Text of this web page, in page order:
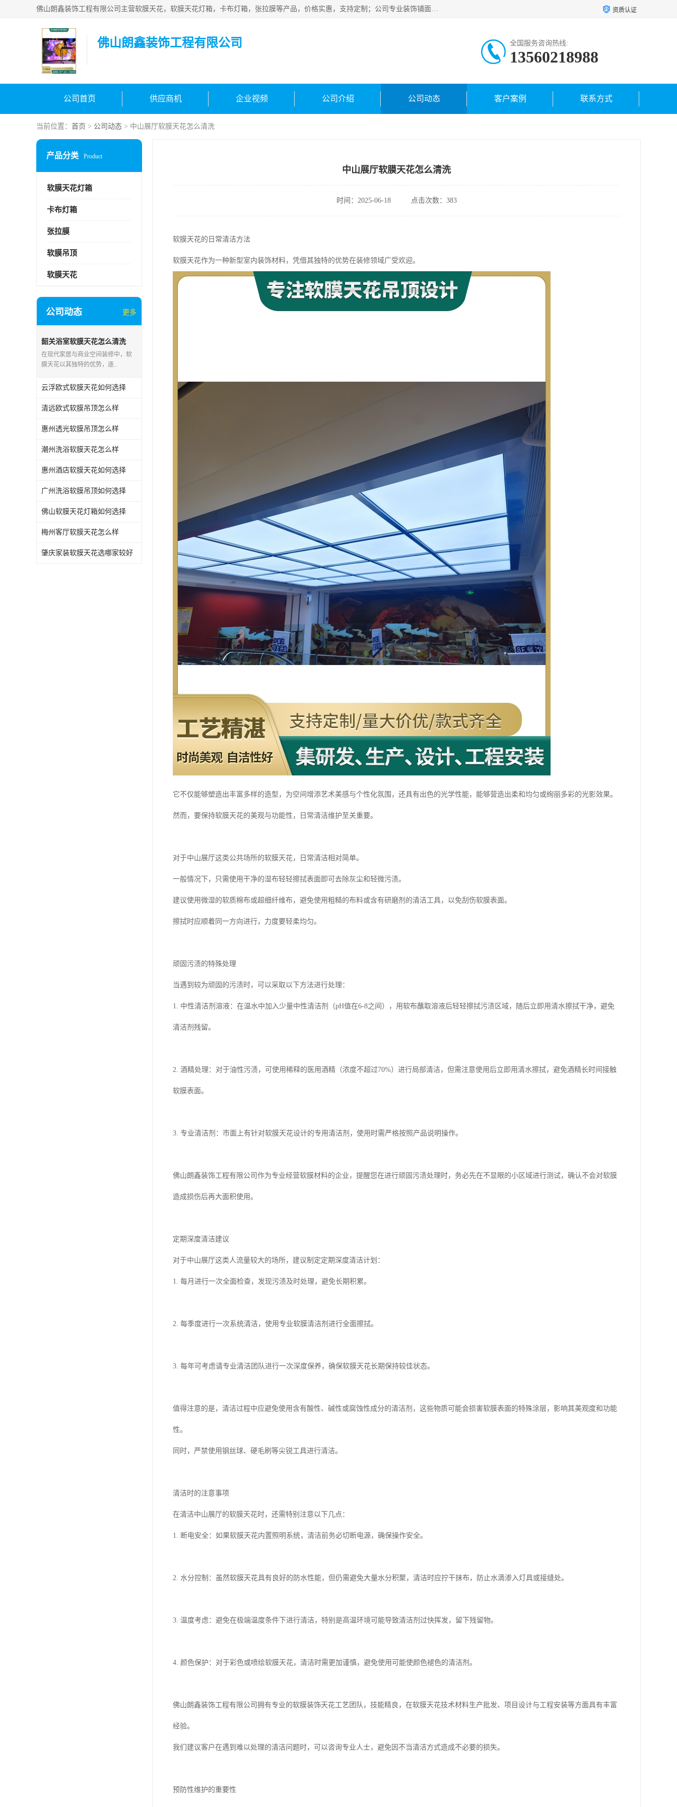
佛山朗鑫装饰工程有限公司主营软膜天花，软膜天花灯箱，卡布灯箱，张拉膜等产品，价格实惠，支持定制；公司专业装饰铺面，家居，会展特装，软膜等工程，技能精良人员，安装快、价格合理，质量保证、热诚与各方有识人士合作，欢迎新老客户来电咨询。 资质认证
佛山朗鑫装饰工程有限公司 全国服务咨询热线:
13560218988
公司首页 供应商机 企业视频 公司介绍 公司动态 客户案例 联系方式
当前位置： 首页 > 公司动态 > 中山展厅软膜天花怎么清洗
产品分类 Product
软膜天花灯箱
卡布灯箱
张拉膜
软膜吊顶
软膜天花
公司动态 更多
韶关浴室软膜天花怎么清洗
在现代家居与商业空间装修中，软
膜天花以其独特的优势，逐..
云浮欧式软膜天花如何选择
清远欧式软膜吊顶怎么样
惠州透光软膜吊顶怎么样
潮州洗浴软膜天花怎么样
惠州酒店软膜天花如何选择
广州洗浴软膜吊顶如何选择
佛山软膜天花灯箱如何选择
梅州客厅软膜天花怎么样
肇庆家装软膜天花选哪家较好
中山展厅软膜天花怎么清洗
时间：2025-06-18 点击次数：383
软膜天花的日常清洁方法
软膜天花作为一种新型室内装饰材料，凭借其独特的优势在装修领域广受欢迎。
它不仅能够塑造出丰富多样的造型，为空间增添艺术美感与个性化氛围，还具有出色的光学性能，能够营造出柔和均匀或绚丽多彩的光影效果。
然而，要保持软膜天花的美观与功能性，日常清洁维护至关重要。
对于中山展厅这类公共场所的软膜天花，日常清洁相对简单。
一般情况下，只需使用干净的湿布轻轻擦拭表面即可去除灰尘和轻微污渍。
建议使用微湿的软质棉布或超细纤维布，避免使用粗糙的布料或含有研磨剂的清洁工具，以免刮伤软膜表面。
擦拭时应顺着同一方向进行，力度要轻柔均匀。
顽固污渍的特殊处理
当遇到较为顽固的污渍时，可以采取以下方法进行处理：
1. 中性清洁剂溶液：在温水中加入少量中性清洁剂（pH值在6-8之间），用软布蘸取溶液后轻轻擦拭污渍区域，随后立即用清水擦拭干净，避免
清洁剂残留。
2. 酒精处理：对于油性污渍，可使用稀释的医用酒精（浓度不超过70%）进行局部清洁，但需注意使用后立即用清水擦拭，避免酒精长时间接触
软膜表面。
3. 专业清洁剂：市面上有针对软膜天花设计的专用清洁剂，使用时需严格按照产品说明操作。
佛山朗鑫装饰工程有限公司作为专业经营软膜材料的企业，提醒您在进行顽固污渍处理时，务必先在不显眼的小区域进行测试，确认不会对软膜
造成损伤后再大面积使用。
定期深度清洁建议
对于中山展厅这类人流量较大的场所，建议制定定期深度清洁计划：
1. 每月进行一次全面检查，发现污渍及时处理，避免长期积累。
2. 每季度进行一次系统清洁，使用专业软膜清洁剂进行全面擦拭。
3. 每年可考虑请专业清洁团队进行一次深度保养，确保软膜天花长期保持较佳状态。
值得注意的是，清洁过程中应避免使用含有酸性、碱性或腐蚀性成分的清洁剂，这些物质可能会损害软膜表面的特殊涂层，影响其美观度和功能
性。
同时，严禁使用钢丝球、硬毛刷等尖锐工具进行清洁。
清洁时的注意事项
在清洁中山展厅的软膜天花时，还需特别注意以下几点：
1. 断电安全：如果软膜天花内置照明系统，清洁前务必切断电源，确保操作安全。
2. 水分控制：虽然软膜天花具有良好的防水性能，但仍需避免大量水分积聚，清洁时应拧干抹布，防止水滴渗入灯具或接缝处。
3. 温度考虑：避免在极端温度条件下进行清洁，特别是高温环境可能导致清洁剂过快挥发，留下残留物。
4. 颜色保护：对于彩色或喷绘软膜天花，清洁时需更加谨慎，避免使用可能使颜色褪色的清洁剂。
佛山朗鑫装饰工程有限公司拥有专业的软膜装饰天花工艺团队，技能精良，在软膜天花技术材料生产批发、项目设计与工程安装等方面具有丰富
经验。
我们建议客户在遇到难以处理的清洁问题时，可以咨询专业人士，避免因不当清洁方式造成不必要的损失。
预防性维护的重要性